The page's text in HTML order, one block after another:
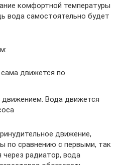
комфортной температуры
вода самостоятельно будет
движется по
Вода движется
движение,
по сравнению с первыми, так
через радиатор, вода